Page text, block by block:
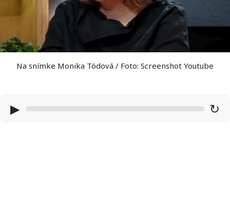
Na snímke Monika Tódová / Foto: Screenshot Youtube
▶ ↻